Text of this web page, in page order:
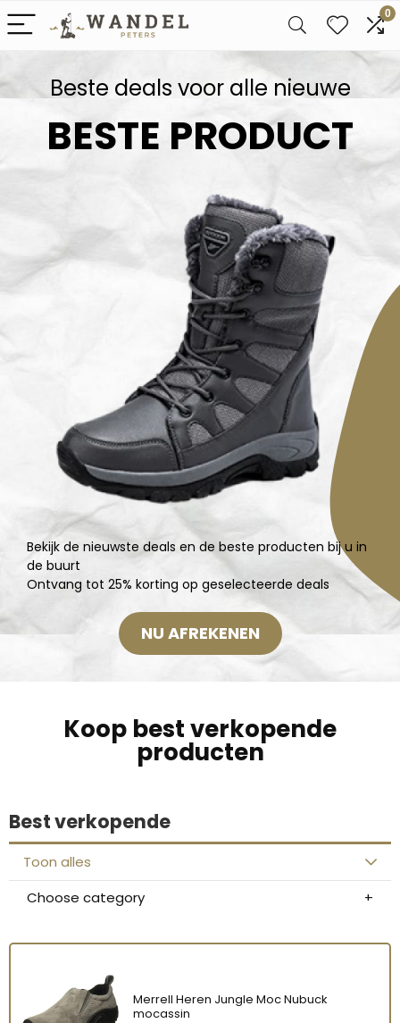
0
Beste deals voor alle nieuwe
BESTE PRODUCT
Bekijk de nieuwste deals en de beste producten bij u in
de buurt
Ontvang tot 25% korting op geselecteerde deals
NU AFREKENEN
Koop best verkopende
producten
Best verkopende
Toon alles
Choose category
Merrell Heren Jungle Moc Nubuck
mocassin